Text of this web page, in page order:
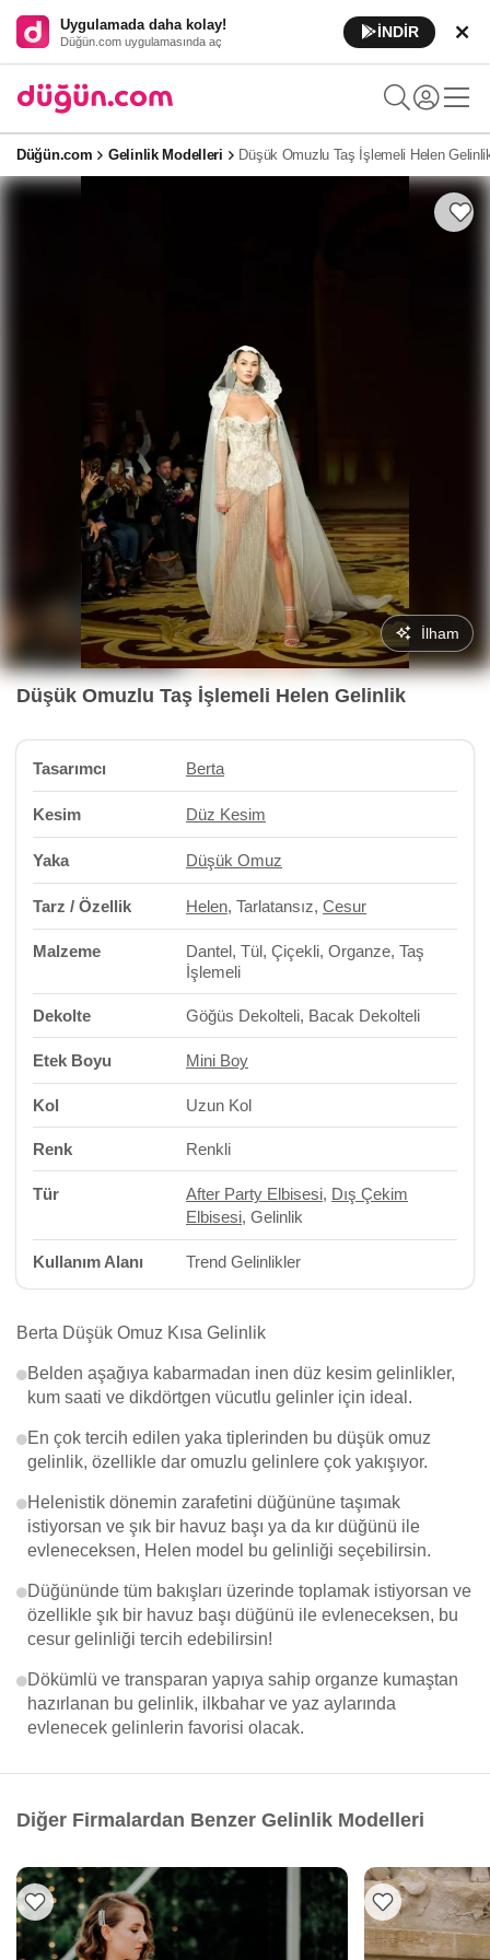
Uygulamada daha kolay!
Düğün.com uygulamasında aç
İNDİR
Düğün.com Gelinlik Modelleri Düşük Omuzlu Taş İşlemeli Helen
İlham
Düşük Omuzlu Taş İşlemeli Helen Gelinlik
Tasarımcı Berta
Kesim Düz Kesim
Yaka Düşük Omuz
Tarz / Özellik Helen, Tarlatansız, Cesur
Malzeme
Dantel, Tül, Çiçekli, Organze, Taş
İşlemeli
Dekolte Göğüs Dekolteli, Bacak Dekolteli
Etek Boyu Mini Boy
Kol Uzun Kol
Renk Renkli
Tür After Party Elbisesi, Dış Çekim
Elbisesi, Gelinlik
Kullanım Alanı Trend Gelinlikler
Berta Düşük Omuz Kısa Gelinlik
Belden aşağıya kabarmadan inen düz kesim gelinlikler,
kum saati ve dikdörtgen vücutlu gelinler için ideal.
En çok tercih edilen yaka tiplerinden bu düşük omuz
gelinlik, özellikle dar omuzlu gelinlere çok yakışıyor.
Helenistik dönemin zarafetini düğününe taşımak
istiyorsan ve şık bir havuz başı ya da kır düğünü ile
evleneceksen, Helen model bu gelinliği seçebilirsin.
Düğününde tüm bakışları üzerinde toplamak istiyorsan ve
özellikle şık bir havuz başı düğünü ile evleneceksen, bu
cesur gelinliği tercih edebilirsin!
Dökümlü ve transparan yapıya sahip organze kumaştan
hazırlanan bu gelinlik, ilkbahar ve yaz aylarında
evlenecek gelinlerin favorisi olacak.
Diğer Firmalardan Benzer Gelinlik Modelleri